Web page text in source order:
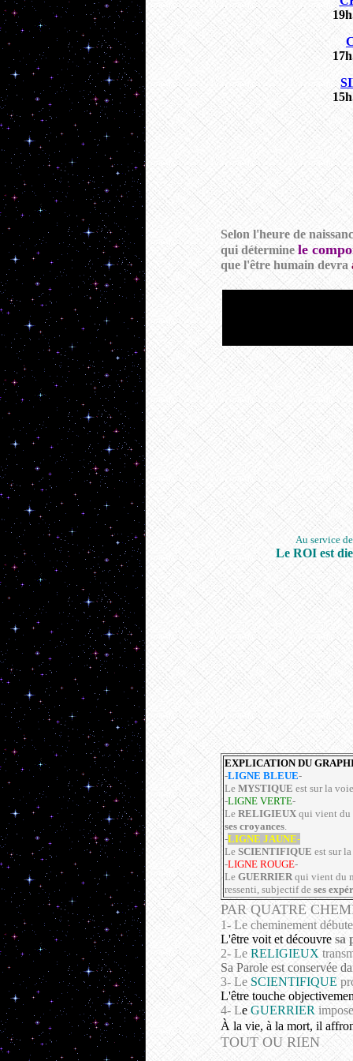
Selon l'heure de
qui détermine le
que l'être humain devra
Au service
Le ROI est
EXPLICATION DU
-LIGNE BLEUE-
Le MYSTIQUE est sur la
-LIGNE VERTE-
Le RELIGIEUXqui vient du
ses croyances.
-LIGNE JAUNE-
LeSCIENTIFIQUE est sur
-LIGNE ROUGE-
LeGUERRIERqui vient du
ressenti, subjectif de ses
PAR QUATRE
1- Le cheminement
L'être voit et découvre sa
2- Le RELIGIEUX
Sa Parole est conservée
3- Le SCIENTIFIQUE
L'être touche
4- Le GUERRIER
À la vie, à la mort, il
TOUT OU RIEN